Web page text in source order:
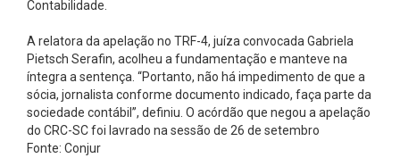
Contabilidade.
A relatora da apelação no TRF-4, juíza convocada Gabriela
Pietsch Serafin, acolheu a fundamentação e manteve na
íntegra a sentença. ‘‘Portanto, não há impedimento de que a
sócia, jornalista conforme documento indicado, faça parte da
sociedade contábil’’, definiu. O acórdão que negou a apelação
do CRC-SC foi lavrado na sessão de 26 de setembro
Fonte: Conjur